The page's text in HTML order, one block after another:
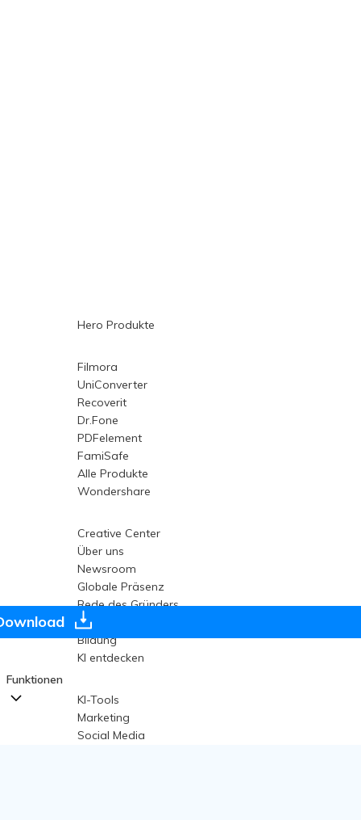
Funktionen
Hero Produkte
Filmora
UniConverter
Recoverit
Dr.Fone
PDFelement
FamiSafe
Alle Produkte
Wondershare
Creative Center
Über uns
Newsroom
Globale Präsenz
Rede des Gründers
Karriere
Bildung
KI entdecken
KI-Tools
Marketing
Social Media